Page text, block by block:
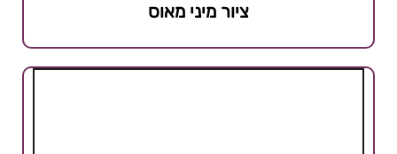
ציור מיני מאוס